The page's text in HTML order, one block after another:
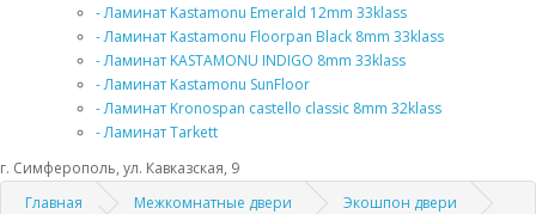
- Ламинат Kastamonu Emerald 12mm 33klass
- Ламинат Kastamonu Floorpan Black 8mm 33klass
- Ламинат KASTAMONU INDIGO 8mm 33klass
- Ламинат Kastamonu SunFloor
- Ламинат Kronospan castello classic 8mm 32klass
- Ламинат Tarkett
г. Симферополь, ул. Кавказская, 9
Главная
Межкомнатные двери
Экошпон двери